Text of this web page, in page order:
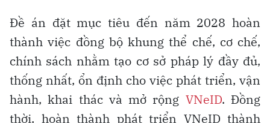
Đề án đặt mục tiêu đến năm 2028 hoàn
thành việc đồng bộ khung thể chế, cơ chế,
chính sách nhằm tạo cơ sở pháp lý đầy đủ,
thống nhất, ổn định cho việc phát triển, vận
hành, khai thác và mở rộng VNeID. Đồng
thời, hoàn thành phát triển VNeID thành